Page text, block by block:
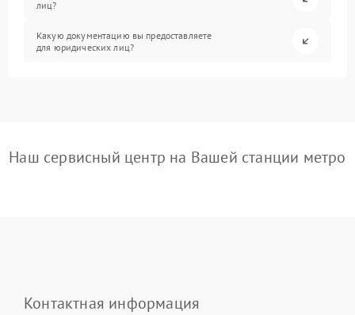
лиц?
Какую документацию вы предоставляете
для юридических лиц?
Наш сервисный центр на Вашей станции метро
Контактная информация